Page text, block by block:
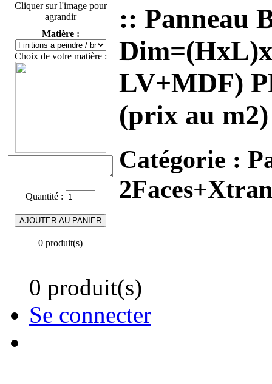
Cliquer sur l'image pour
agrandir
Matière :
Choix de votre matière :
Quantité :
0 produit(s)
:: Panneau
LV+MDF)
(prix au m2)
Catégorie :
0 produit(s)
Se connecter